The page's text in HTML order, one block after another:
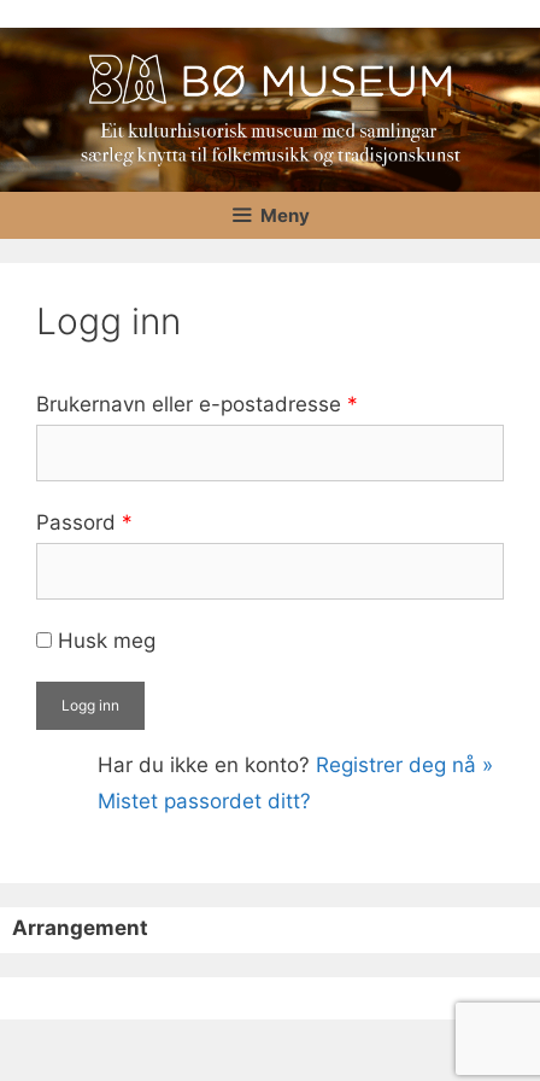
til
innhold
Meny
Logg inn
Brukernavn eller e-postadresse *
Passord *
Husk meg
Har du ikke en konto? Registrer deg nå »
Mistet passordet ditt?
Arrangement